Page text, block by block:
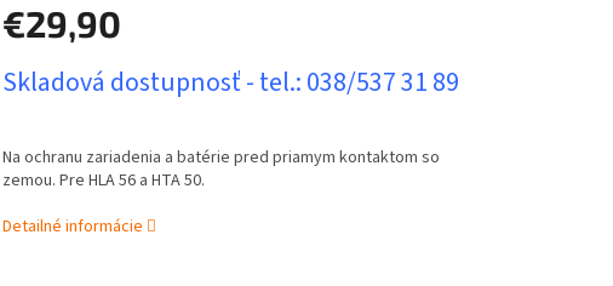
€29,90
cena:
Skladová dostupnosť - tel.: 038/537 31 89
Na ochranu zariadenia a batérie pred priamym kontaktom so
zemou. Pre HLA 56 a HTA 50.
Detailné informácie